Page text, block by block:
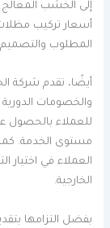
إلى الخشب المعالج
أسعار تركيب
المطلوب
أيضًا، تقدم شركة
والخصومات
للعملاء بالحصول
مستوى الخدمة.
العملاء في اختيار
الخارجية.
بفضل التزامها